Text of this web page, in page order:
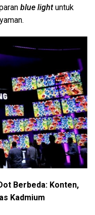
blue lightuntuk
Berbeda: Konten,
Kadmium